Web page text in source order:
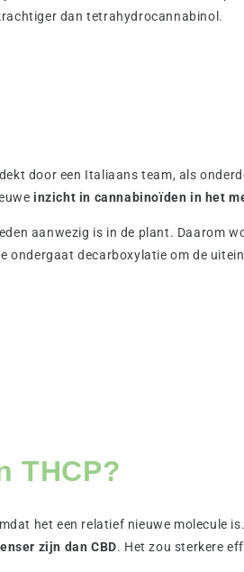
dan tetrahydrocannabinol.
door een Italiaans team, als
inzicht in cannabinoïden in het
aanwezig is in de plant. Daarom
decarboxylatie om de
THCP?
het een relatief nieuwe molecule
zijn dan CBD. Het zou sterkere